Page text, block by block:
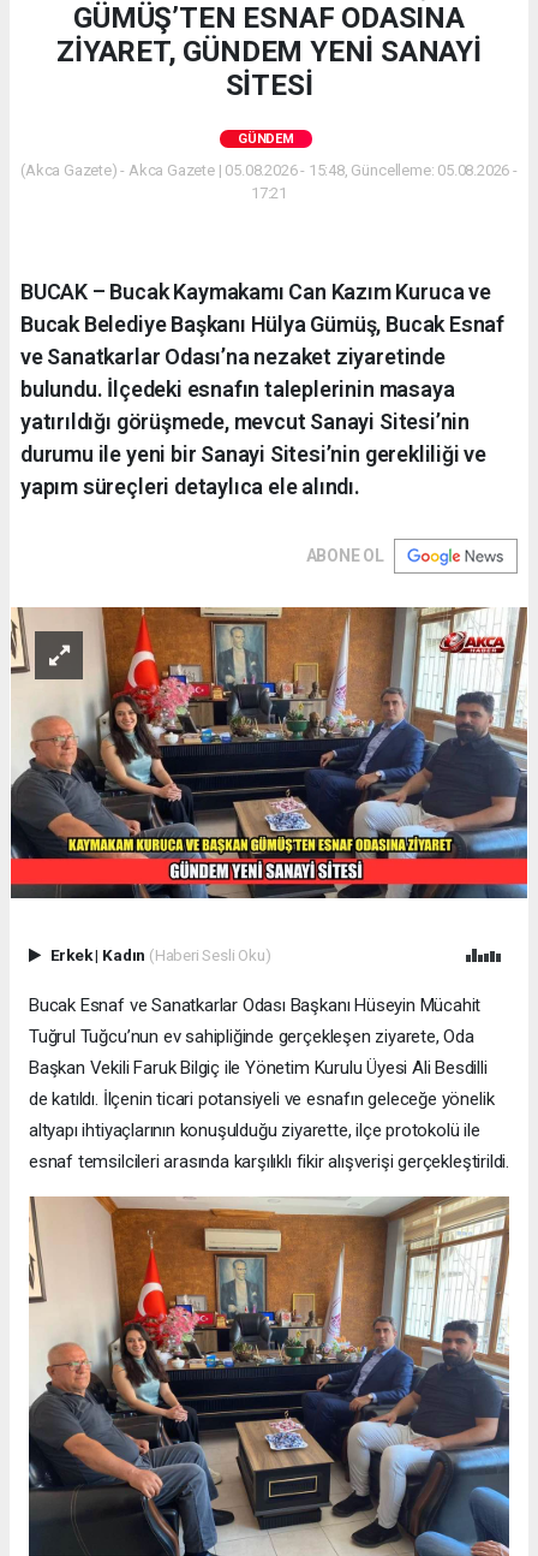
GÜMÜŞ’TEN ESNAF ODASINA
ZİYARET, GÜNDEM YENİ SANAYİ
SİTESİ
GÜNDEM
(Akca Gazete) - Akca Gazete | 05.08.2026 - 15:48, Güncelleme: 05.08.2026 -
17:21
BUCAK – Bucak Kaymakamı Can Kazım Kuruca ve
Bucak Belediye Başkanı Hülya Gümüş, Bucak Esnaf
ve Sanatkarlar Odası’na nezaket ziyaretinde
bulundu. İlçedeki esnafın taleplerinin masaya
yatırıldığı görüşmede, mevcut Sanayi Sitesi’nin
durumu ile yeni bir Sanayi Sitesi’nin gerekliliği ve
yapım süreçleri detaylıca ele alındı.
ABONE OL
Erkek| Kadın (Haberi Sesli Oku)
Bucak Esnaf ve Sanatkarlar Odası Başkanı Hüseyin Mücahit
Tuğrul Tuğcu’nun ev sahipliğinde gerçekleşen ziyarete, Oda
Başkan Vekili Faruk Bilgiç ile Yönetim Kurulu Üyesi Ali Besdilli
de katıldı. İlçenin ticari potansiyeli ve esnafın geleceğe yönelik
altyapı ihtiyaçlarının konuşulduğu ziyarette, ilçe protokolü ile
esnaf temsilcileri arasında karşılıklı fikir alışverişi gerçekleştirildi.